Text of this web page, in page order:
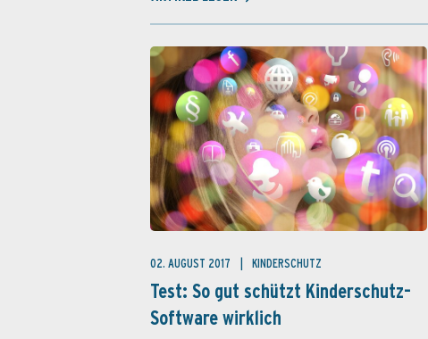
02. AUGUST 2017 KINDERSCHUTZ
Test: So gut schützt Kinderschutz-
Software wirklich